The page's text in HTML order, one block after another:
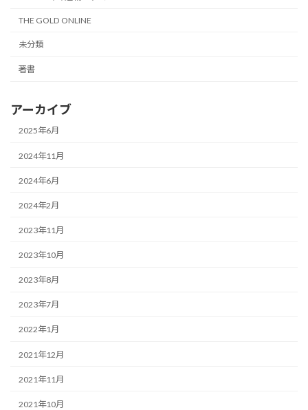
THE GOLD ONLINE
未分類
著書
アーカイブ
2025年6月
2024年11月
2024年6月
2024年2月
2023年11月
2023年10月
2023年8月
2023年7月
2022年1月
2021年12月
2021年11月
2021年10月